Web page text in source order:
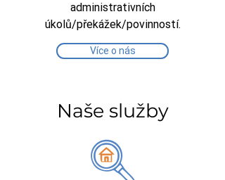
administrativních
úkolů/překážek/povinností.
Více o nás
Naše služby